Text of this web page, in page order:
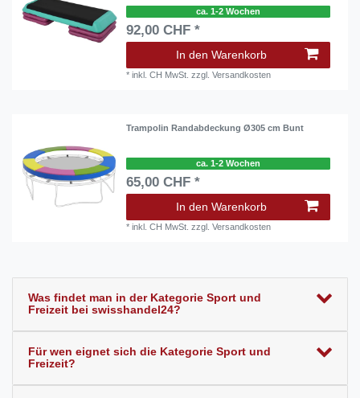
ca. 1-2 Wochen
92,00 CHF *
In den Warenkorb
*inkl. CH MwSt. zzgl.Versandkosten
Trampolin Randabdeckung Ø305 cm Bunt
ca. 1-2 Wochen
65,00 CHF *
In den Warenkorb
*inkl. CH MwSt. zzgl.Versandkosten
Was findet man in der Kategorie Sport und
Freizeit bei swisshandel24?
Für wen eignet sich die Kategorie Sport und
Freizeit?